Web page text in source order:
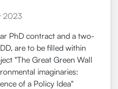
2023
PhD contract and a two-
are to be filled within
"The Great Green Wall
imaginaries:
of a Policy Idea"